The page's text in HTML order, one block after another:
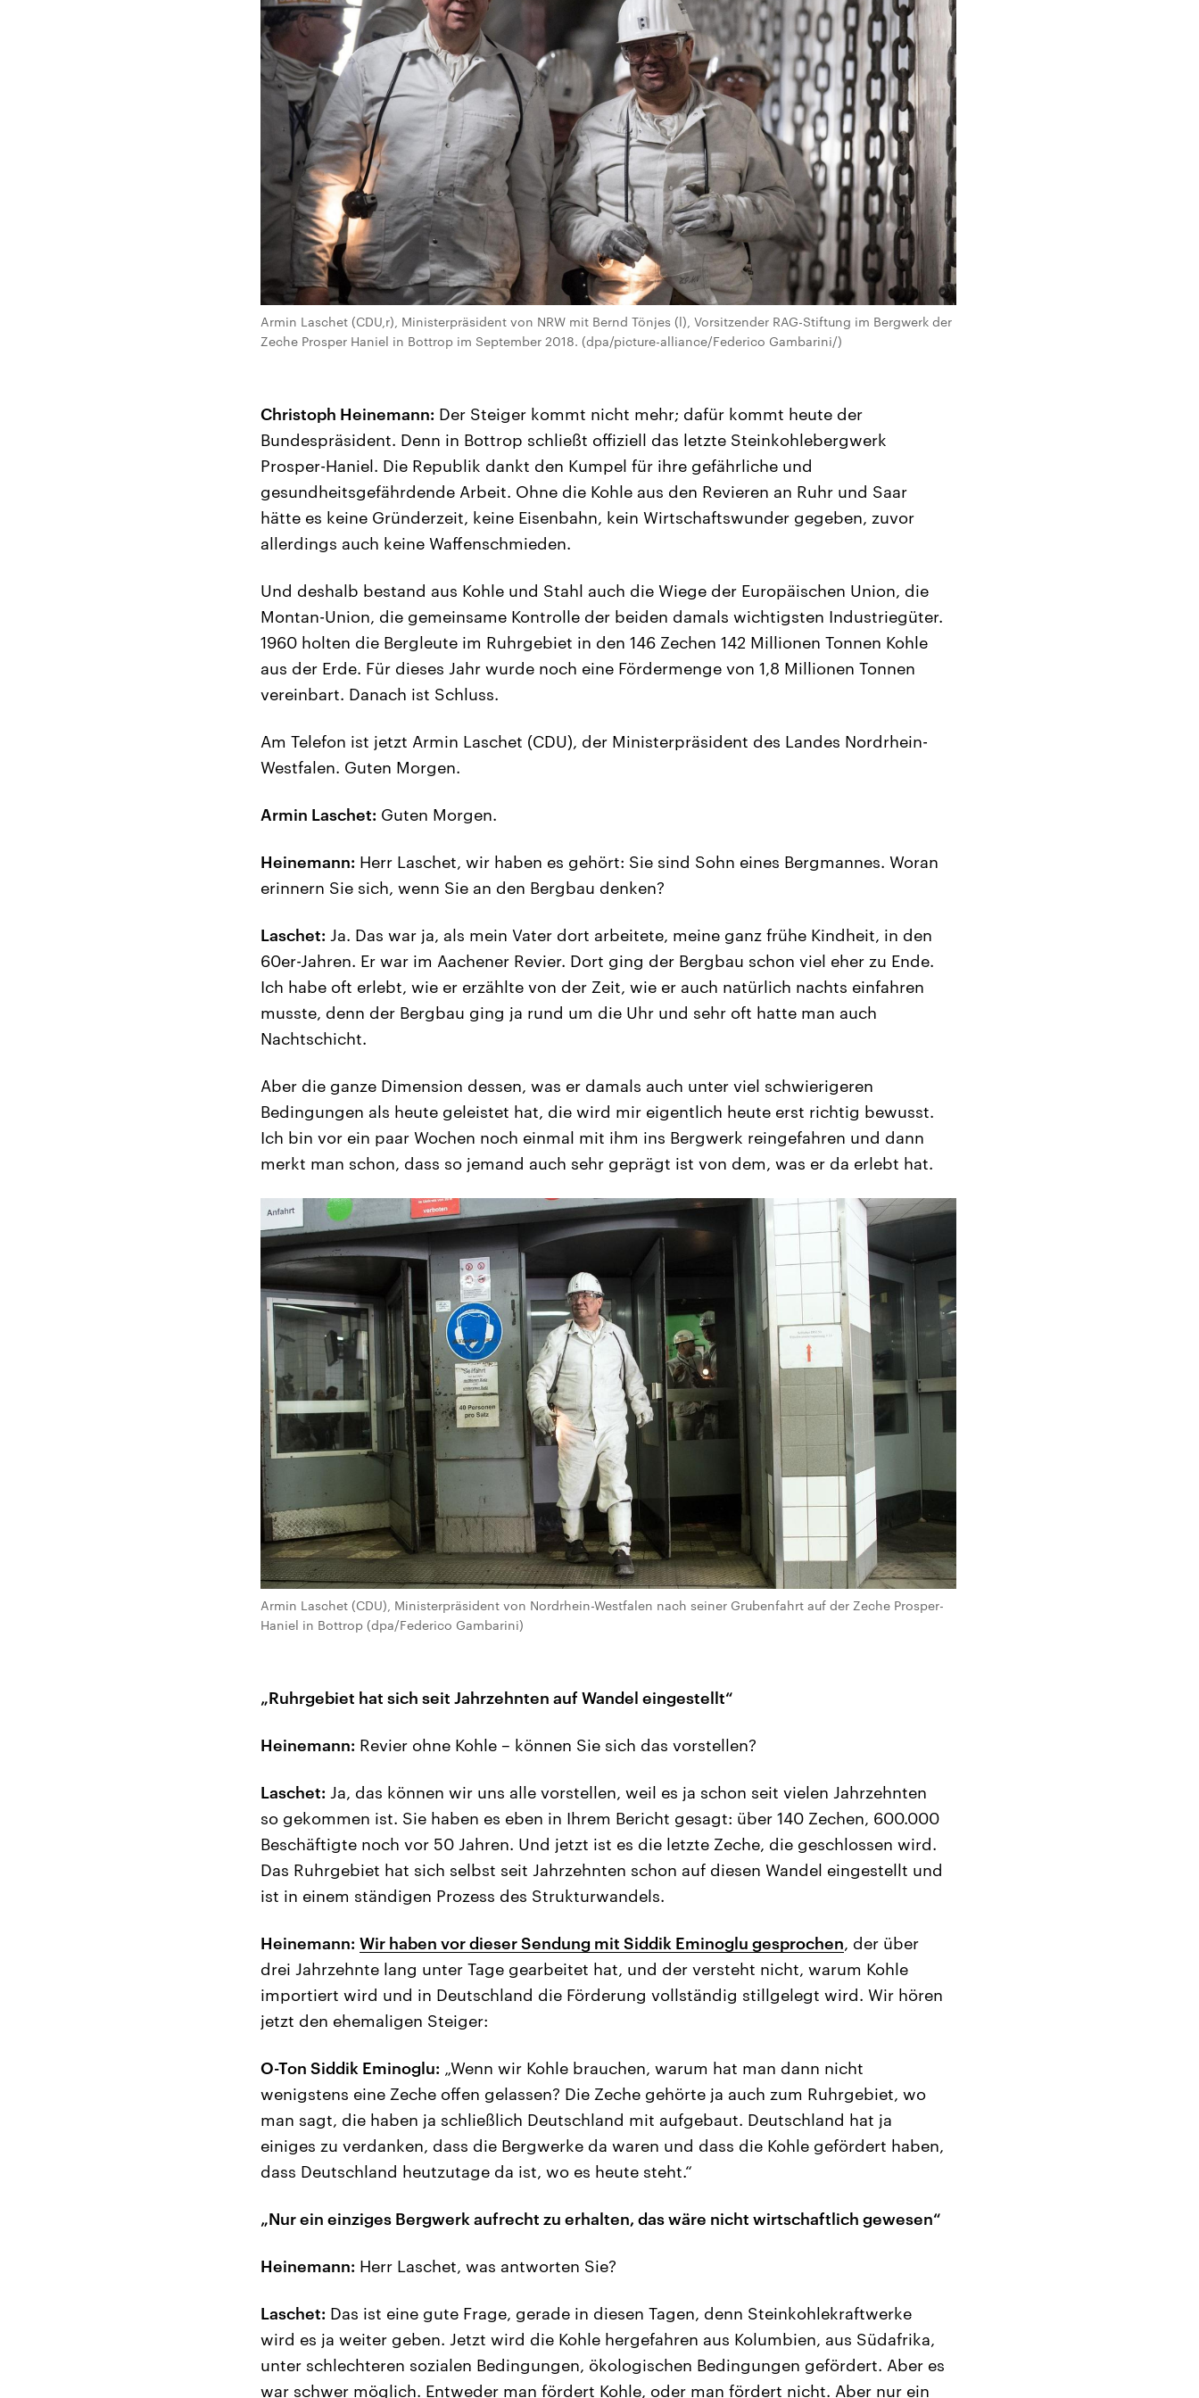
Armin Laschet (CDU,r), Ministerpräsident von NRW mit Bernd Tönjes (l), Vorsitzender RAG-Stiftung im Bergwerk der
Zeche Prosper Haniel in Bottrop im September 2018. (dpa/picture-alliance/Federico Gambarini/)
Christoph Heinemann: Der Steiger kommt nicht mehr; dafür kommt heute der
Bundespräsident. Denn in Bottrop schließt offiziell das letzte Steinkohlebergwerk
Prosper-Haniel. Die Republik dankt den Kumpel für ihre gefährliche und
gesundheitsgefährdende Arbeit. Ohne die Kohle aus den Revieren an Ruhr und Saar
hätte es keine Gründerzeit, keine Eisenbahn, kein Wirtschaftswunder gegeben, zuvor
allerdings auch keine Waffenschmieden.
Und deshalb bestand aus Kohle und Stahl auch die Wiege der Europäischen Union, die
Montan-Union, die gemeinsame Kontrolle der beiden damals wichtigsten Industriegüter.
1960 holten die Bergleute im Ruhrgebiet in den 146 Zechen 142 Millionen Tonnen Kohle
aus der Erde. Für dieses Jahr wurde noch eine Fördermenge von 1,8 Millionen Tonnen
vereinbart. Danach ist Schluss.
Am Telefon ist jetzt Armin Laschet (CDU), der Ministerpräsident des Landes Nordrhein-
Westfalen. Guten Morgen.
Armin Laschet: Guten Morgen.
Heinemann: Herr Laschet, wir haben es gehört: Sie sind Sohn eines Bergmannes. Woran
erinnern Sie sich, wenn Sie an den Bergbau denken?
Laschet: Ja. Das war ja, als mein Vater dort arbeitete, meine ganz frühe Kindheit, in den
60er-Jahren. Er war im Aachener Revier. Dort ging der Bergbau schon viel eher zu Ende.
Ich habe oft erlebt, wie er erzählte von der Zeit, wie er auch natürlich nachts einfahren
musste, denn der Bergbau ging ja rund um die Uhr und sehr oft hatte man auch
Nachtschicht.
Aber die ganze Dimension dessen, was er damals auch unter viel schwierigeren
Bedingungen als heute geleistet hat, die wird mir eigentlich heute erst richtig bewusst.
Ich bin vor ein paar Wochen noch einmal mit ihm ins Bergwerk reingefahren und dann
merkt man schon, dass so jemand auch sehr geprägt ist von dem, was er da erlebt hat.
Armin Laschet (CDU), Ministerpräsident von Nordrhein-Westfalen nach seiner Grubenfahrt auf der Zeche Prosper-
Haniel in Bottrop (dpa/Federico Gambarini)
„Ruhrgebiet hat sich seit Jahrzehnten auf Wandel eingestellt“
Heinemann: Revier ohne Kohle – können Sie sich das vorstellen?
Laschet: Ja, das können wir uns alle vorstellen, weil es ja schon seit vielen Jahrzehnten
so gekommen ist. Sie haben es eben in Ihrem Bericht gesagt: über 140 Zechen, 600.000
Beschäftigte noch vor 50 Jahren. Und jetzt ist es die letzte Zeche, die geschlossen wird.
Das Ruhrgebiet hat sich selbst seit Jahrzehnten schon auf diesen Wandel eingestellt und
ist in einem ständigen Prozess des Strukturwandels.
Heinemann: Wir haben vor dieser Sendung mit Siddik Eminoglu gesprochen, der über
drei Jahrzehnte lang unter Tage gearbeitet hat, und der versteht nicht, warum Kohle
importiert wird und in Deutschland die Förderung vollständig stillgelegt wird. Wir hören
jetzt den ehemaligen Steiger:
O-Ton Siddik Eminoglu: „Wenn wir Kohle brauchen, warum hat man dann nicht
wenigstens eine Zeche offen gelassen? Die Zeche gehörte ja auch zum Ruhrgebiet, wo
man sagt, die haben ja schließlich Deutschland mit aufgebaut. Deutschland hat ja
einiges zu verdanken, dass die Bergwerke da waren und dass die Kohle gefördert haben,
dass Deutschland heutzutage da ist, wo es heute steht.“
„Nur ein einziges Bergwerk aufrecht zu erhalten, das wäre nicht wirtschaftlich gewesen“
Heinemann: Herr Laschet, was antworten Sie?
Laschet: Das ist eine gute Frage, gerade in diesen Tagen, denn Steinkohlekraftwerke
wird es ja weiter geben. Jetzt wird die Kohle hergefahren aus Kolumbien, aus Südafrika,
unter schlechteren sozialen Bedingungen, ökologischen Bedingungen gefördert. Aber es
war schwer möglich. Entweder man fördert Kohle, oder man fördert nicht. Aber nur ein